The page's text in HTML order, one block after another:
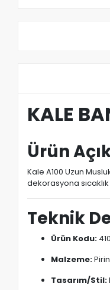
KALE
Ürün
Kale A100 Uzun
dekorasyona
Teknik
Ürün Kodu:
Malzeme:
Tasarım/Stil: